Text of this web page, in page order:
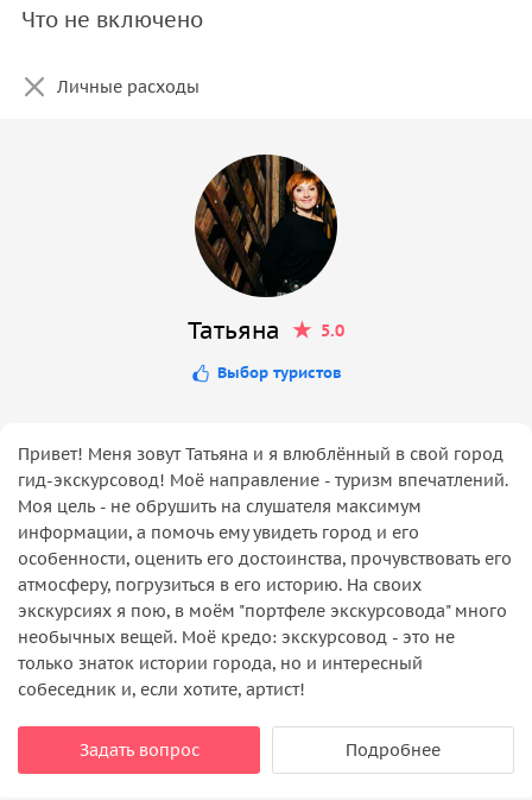
Что не включено
Личные расходы
Татьяна 5.0
Выбор туристов
Привет! Меня зовут Татьяна и я влюблённый в свой город
гид-экскурсовод! Моё направление - туризм впечатлений.
Моя цель - не обрушить на слушателя максимум
информации, а помочь ему увидеть город и его
особенности, оценить его достоинства, прочувствовать его
атмосферу, погрузиться в его историю. На своих
экскурсиях я пою, в моём "портфеле экскурсовода" много
необычных вещей. Моё кредо: экскурсовод - это не
только знаток истории города, но и интересный
собеседник и, если хотите, артист!
Задать вопрос Подробнее